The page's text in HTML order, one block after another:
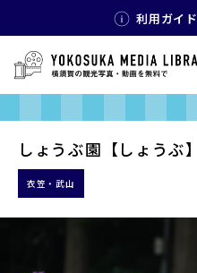
利用ガイド
しょうぶ園【しょうぶ】
衣笠・武山